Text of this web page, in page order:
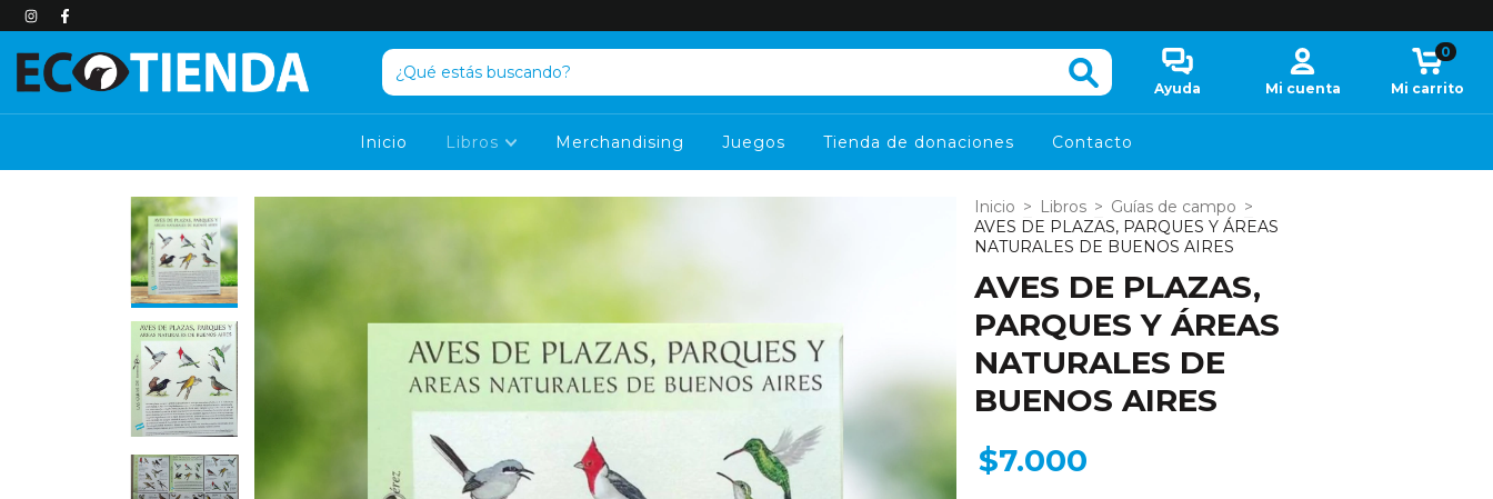
Ayuda Mi cuenta Mi carrito
0
Inicio Libros Merchandising Juegos Tienda de donaciones Contacto
Inicio > Libros > Guías de campo >
AVES DE PLAZAS, PARQUES Y ÁREAS
NATURALES DE BUENOS AIRES
AVES DE PLAZAS,
PARQUES Y ÁREAS
NATURALES DE
BUENOS AIRES
$7.000